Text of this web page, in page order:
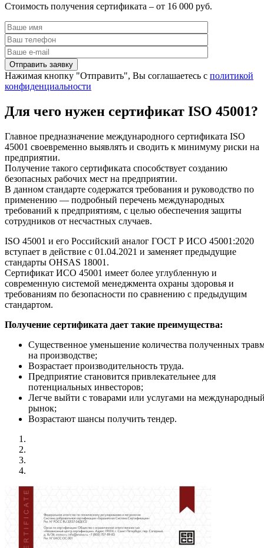
Стоимость получения сертификата – от 16 000 руб.
Нажимая кнопку "Отправить", Вы соглашаетесь с политикой
конфиденциальности
Для чего нужен сертификат ISO 45001?
Главное предназначение международного сертификата ISO
45001 своевременно выявлять и сводить к минимуму риски на
предприятии.
Получение такого сертификата способствует созданию
безопасных рабочих мест на предприятии.
В данном стандарте содержатся требования и руководство по
применению — подробный перечень международных
требований к предприятиям, с целью обеспечения защиты
сотрудников от несчастных случаев.
ISO 45001 и его Российский аналог ГОСТ Р ИСО 45001:2020
вступает в действие с 01.04.2021 и заменяет предыдущие
стандарты OHSAS 18001.
Сертификат ИСО 45001 имеет более углубленную и
современную системой менеджмента охраны здоровья и
требованиям по безопасности по сравнению с предыдущим
стандартом.
Получение сертификата дает такие преимущества:
Существенное уменьшение количества полученных
на производстве;
Возрастает производительность труда.
Предприятие становится привлекательнее для
потенциальных инвесторов;
Легче выйти с товарами или услугами на
рынок;
Возрастают шансы получить тендер.